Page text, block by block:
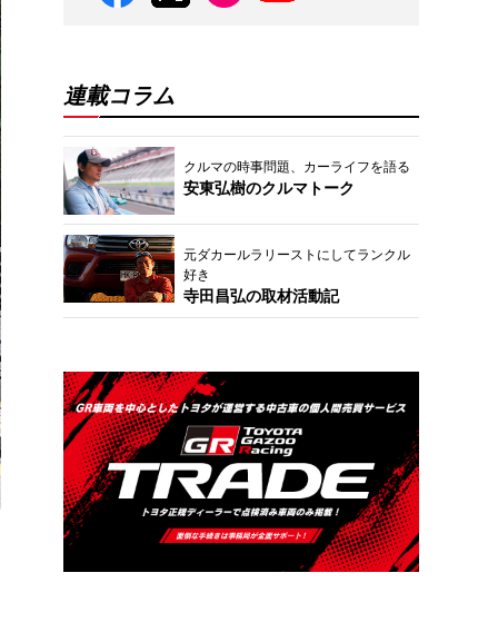
連載コラム
クルマの時事問題、カーライフを語る
安東弘樹のクルマトーク
元ダカールラリーストにしてランクル
好き
寺田昌弘の取材活動記